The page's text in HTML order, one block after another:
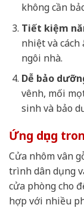
không cần
Tiết kiệm
nhiệt và
ngôi nhà.
Dễ bảo
vênh, mối
sinh và bảo
Ứng dụng
Cửa nhôm vân
trình dân dụng
cửa phòng cho
hợp với nhiều